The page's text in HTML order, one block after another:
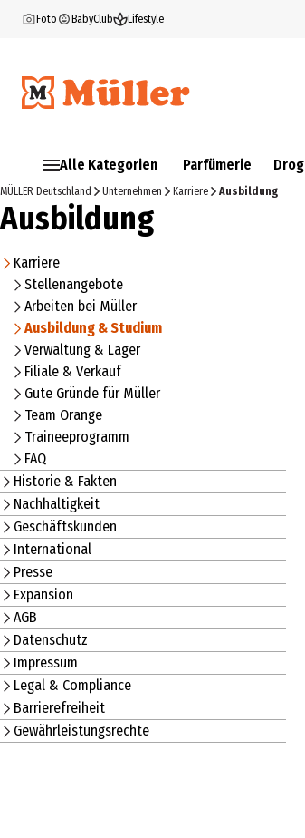
Foto BabyClub Lifestyle
Alle Kategorien Parfümerie
MÜLLER Deutschland Unternehmen Karriere Ausbildung
Ausbildung
Karriere
Stellenangebote
Arbeiten bei Müller
Ausbildung & Studium
Verwaltung & Lager
Filiale & Verkauf
Gute Gründe für Müller
Team Orange
Traineeprogramm
FAQ
Historie & Fakten
Nachhaltigkeit
Geschäftskunden
International
Presse
Expansion
AGB
Datenschutz
Impressum
Legal & Compliance
Barrierefreiheit
Gewährleistungsrechte